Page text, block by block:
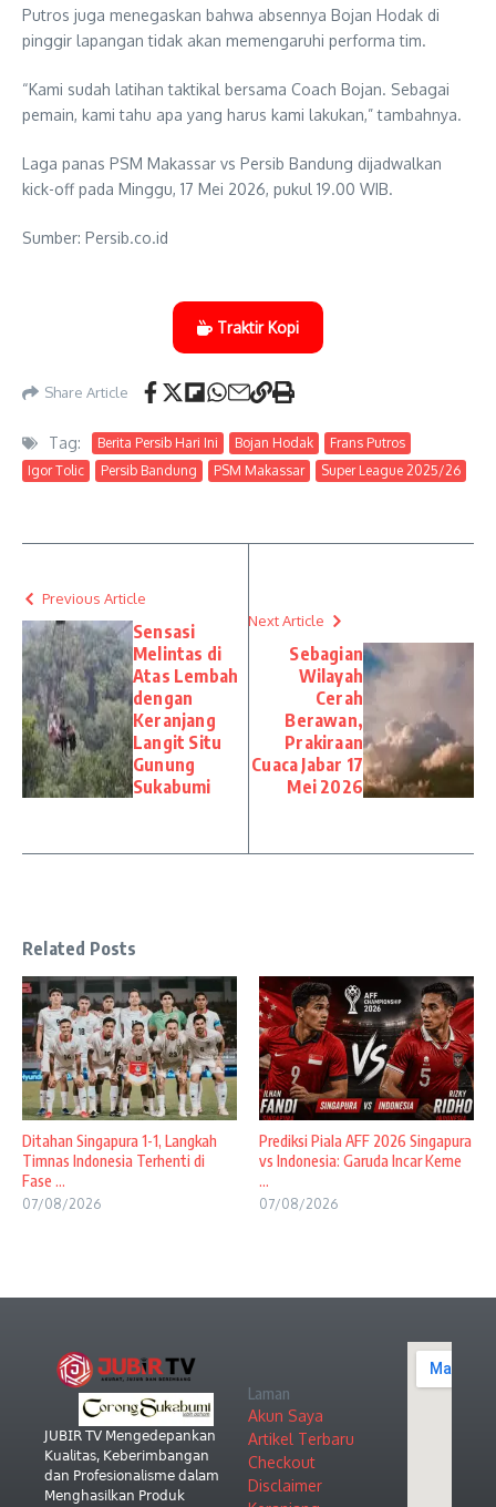
Putros juga menegaskan bahwa absennya Bojan Hodak di
pinggir lapangan tidak akan memengaruhi performa tim.
“Kami sudah latihan taktikal bersama Coach Bojan. Sebagai
pemain, kami tahu apa yang harus kami lakukan,” tambahnya.
Laga panas PSM Makassar vs Persib Bandung dijadwalkan
kick-off pada Minggu, 17 Mei 2026, pukul 19.00 WIB.
Sumber: Persib.co.id
Traktir Kopi
Share Article
Tag: Berita Persib Hari Ini Bojan Hodak
Frans Putros
Igor Tolic
Persib Bandung PSM Makassar Super League 2025/26
Previous Article
Sensasi
Melintas di
Atas Lembah
dengan
Keranjang
Langit Situ
Gunung
Sukabumi
Next Article
Sebagian
Wilayah
Cerah
Berawan,
Prakiraan
Cuaca Jabar 17
Mei 2026
Related Posts
Ditahan Singapura 1-1, Langkah
Timnas Indonesia Terhenti di
Fase ...
07/08/2026
Prediksi Piala AFF 2026 Singapura
vs Indonesia: Garuda Incar Keme
...
07/08/2026
𝖩𝖴𝖡𝖨𝖱 𝖳𝖵 𝖬𝖾𝗇𝗀𝖾𝖽𝖾𝗉𝖺𝗇𝗄𝖺𝗇
𝖪𝗎𝖺𝗅𝗂𝗍𝖺𝗌, 𝖪𝖾𝖻𝖾𝗋𝗂𝗆𝖻𝖺𝗇𝗀𝖺𝗇
𝖽𝖺𝗇 𝖯𝗋𝗈𝖿𝖾𝗌𝗂𝗈𝗇𝖺𝗅𝗂𝗌𝗆𝖾 𝖽𝖺𝗅𝖺𝗆
𝖬𝖾𝗇𝗀𝗁𝖺𝗌𝗂𝗅𝗄𝖺𝗇 𝖯𝗋𝗈𝖽𝗎𝗄
Laman
Akun Saya
Artikel Terbaru
Checkout
Disclaimer